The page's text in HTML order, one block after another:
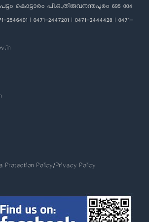
കൊട്ടാരം പി.ഒ.,തിരുവനന്തപുരം 695 004
2546401 | 0471-2447201 | 0471-2444428 | 0471-
Protection Policy/Privacy Policy